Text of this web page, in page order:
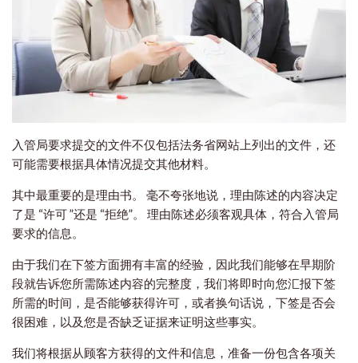
入管局要求提交的文件不仅包括法务省网站上列出的文件，还
可能需要根据具体情况提交其他材料。
其中最重要的是理由书。 毫不夸张地说，理由陈述的内容决定
了是 “许可 ”还是 “拒绝”。 理由陈述必须客观具体，符合入管局
要求的信息。
由于我们在下签方面拥有丰富的经验，因此我们能够在早期阶
段就告诉您所需陈述内容的完整度，我们将即时向您汇报下签
所需的时间，是否能够获得许可，或者换句话说，下签是否会
很困难，以及您是否缺乏证据来证明这些事实。
我们将根据从顾客方获得的文件和信息，准备一份包含各项关